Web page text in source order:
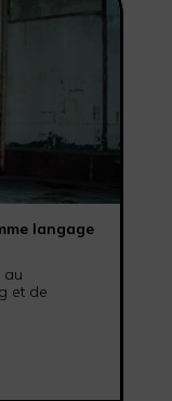
langage
au
et de